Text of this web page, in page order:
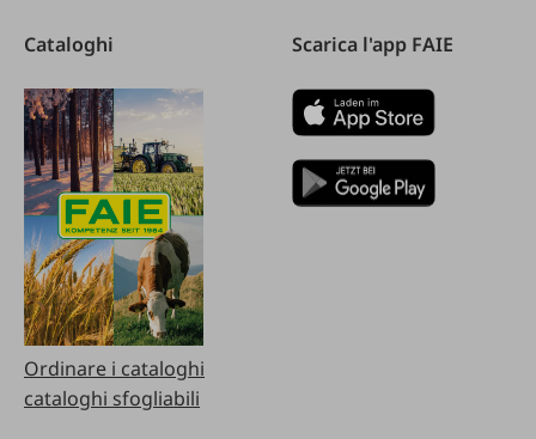
Cataloghi
Ordinare i cataloghi
cataloghi sfogliabili
Scarica l'app FAIE